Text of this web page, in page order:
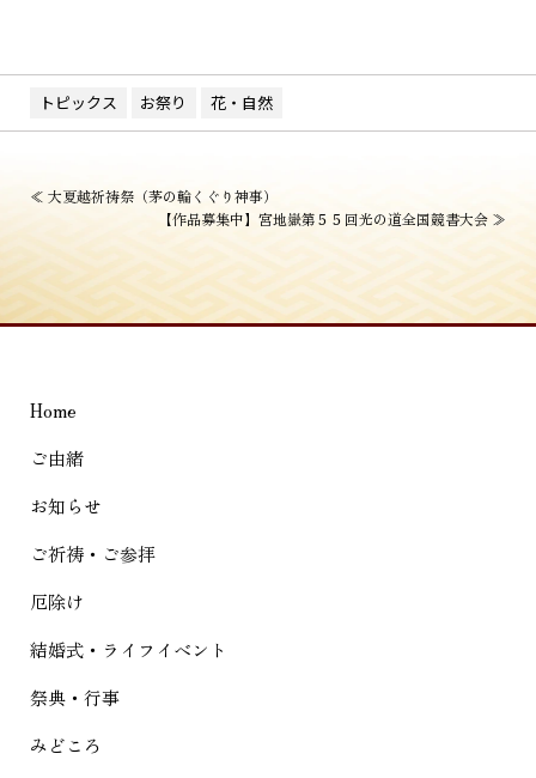
トピックス お祭り 花・自然
投
稿
ナ
ビ
ー
ョ
ン
≪ 大夏越祈祷祭（茅の輪くぐり神事）
【作品募集中】宮地嶽第５５回光の道全国競書大会 ≫
Home
ご由緒
お知らせ
ご祈祷・ご参拝
厄除け
結婚式・ライフイベント
祭典・行事
みどころ